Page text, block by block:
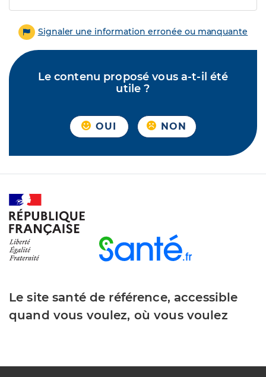
Signaler une information erronée ou manquante
Le contenu proposé vous a-t-il été
utile ?
OUI NON
Le site santé de référence, accessible
quand vous voulez, où vous voulez